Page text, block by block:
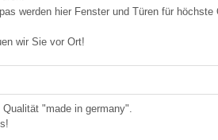
werden hier Fenster und Türen für höchste
wir Sie vor Ort!
"made in germany".